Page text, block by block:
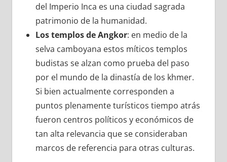
del Imperio Inca es una ciudad sagrada
patrimonio de la humanidad.
Los templos de Angkor: en medio de la
selva camboyana estos míticos templos
budistas se alzan como prueba del paso
por el mundo de la dinastía de los khmer.
Si bien actualmente corresponden a
puntos plenamente turísticos tiempo atrás
fueron centros políticos y económicos de
tan alta relevancia que se consideraban
marcos de referencia para otras culturas.